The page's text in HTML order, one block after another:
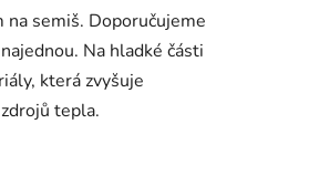
na semiš. Doporučujeme
Na hladké části
která zvyšuje
tepla.